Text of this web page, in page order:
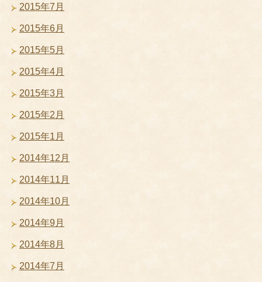
2015年7月
2015年6月
2015年5月
2015年4月
2015年3月
2015年2月
2015年1月
2014年12月
2014年11月
2014年10月
2014年9月
2014年8月
2014年7月